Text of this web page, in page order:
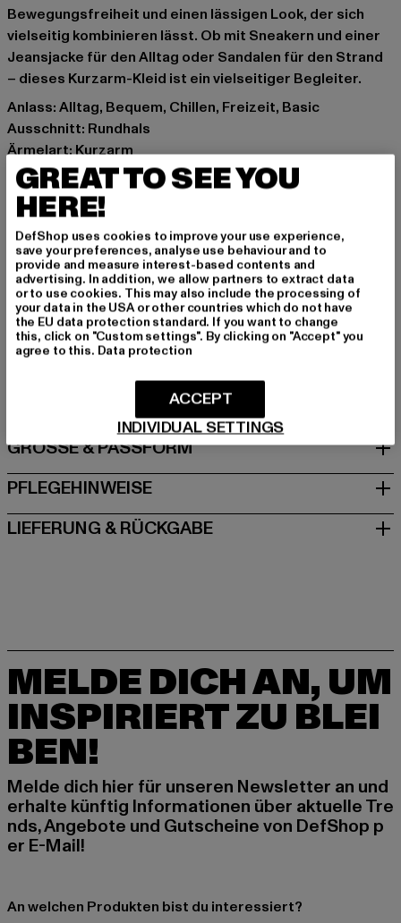
Bewegungsfreiheit und einen lässigen Look, der sich
vielseitig kombinieren lässt. Ob mit Sneakern und einer
Jeansjacke für den Alltag oder Sandalen für den Strand
– dieses Kurzarm-Kleid ist ein vielseitiger Begleiter.
Anlass: Alltag, Bequem, Chillen, Freizeit, Basic
Ausschnitt: Rundhals
Ärmelart: Kurzarm
Schnitt: Locker
Marke: DEF
Kat.: Bekleidung
Farbe: blau
Hersteller Farbe: airy blue
Materialzusammensetzung: 100% Baumwolle
Art.Nr: DFLDR084-16092
Hersteller: TB International GmbH |info@tbint.de
GRÖSSE & PASSFORM
PFLEGEHINWEISE
LIEFERUNG & RÜCKGABE
MELDE DICH AN, UM
INSPIRIERT ZU BLEI
BEN!
Melde dich hier für unseren Newsletter an und
erhalte künftig Informationen über aktuelle Tre
nds, Angebote und Gutscheine von DefShop p
er E-Mail!
An welchen Produkten bist du interessiert?
GREAT TO SEE YOU
HERE!
DefShop uses cookies to improve your use experience,
save your preferences, analyse use behaviour and to
provide and measure interest-based contents and
advertising. In addition, we allow partners to extract data
or to use cookies. This may also include the processing of
your data in the USA or other countries which do not have
the EU data protection standard. If you want to change
this, click on "Custom settings". By clicking on "Accept" you
agree to this. Data protection
INDIVIDUAL SETTINGS
ACCEPT